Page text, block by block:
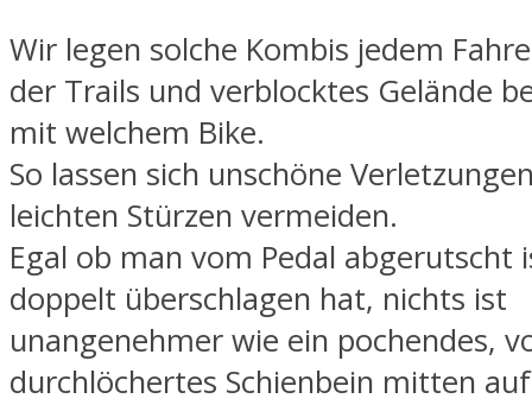
Wir legen solche Kombis jedem
der Trails und verblocktes Gelände
mit welchem Bike.
So lassen sich unschöne
leichten Stürzen vermeiden.
Egal ob man vom Pedal abgerutscht
doppelt überschlagen hat, nichts ist
unangenehmer wie ein pochendes,
durchlöchertes Schienbein mitten